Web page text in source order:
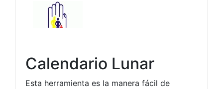
Calendario Lunar
Esta herramienta es la manera fácil de